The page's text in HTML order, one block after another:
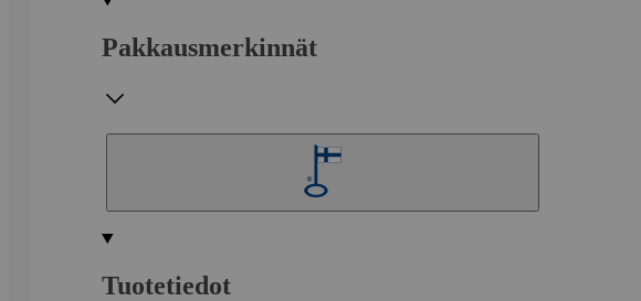
Pakkausmerkinnät
Tuotetiedot